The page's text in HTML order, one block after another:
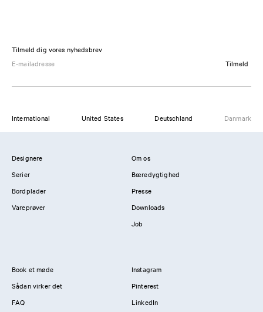
Tilmeld dig vores nyhedsbrev
Tilmeld
International United States Deutschland Danmark
Designere
Serier
Bordplader
Vareprøver
Om os
Bæredygtighed
Presse
Downloads
Job
Book et møde
Sådan virker det
FAQ
Instagram
Pinterest
LinkedIn